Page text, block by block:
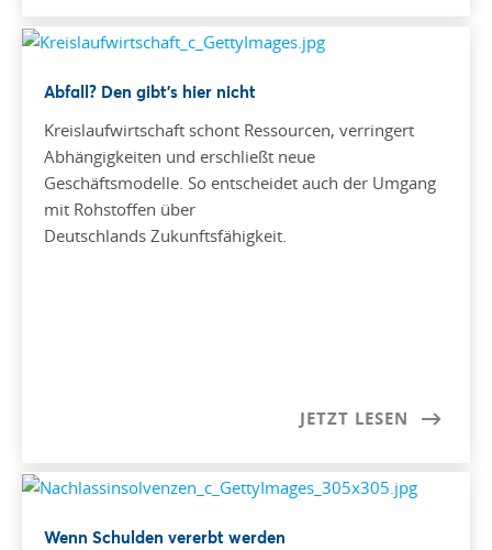
Abfall? Den gibt’s hier nicht
Kreislaufwirtschaft schont Ressourcen, verringert
Abhängigkeiten und erschließt neue
Geschäftsmodelle. So entscheidet auch der Umgang
mit Rohstoffen über
Deutschlands Zukunftsfähigkeit.
JETZT LESEN
Wenn Schulden vererbt werden